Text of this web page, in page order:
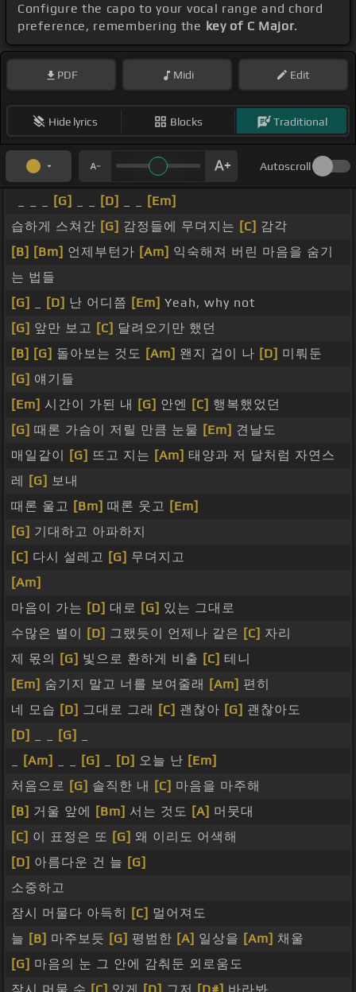
Configure the capo to your vocal range and chord
preference, remembering the key of C Major.
PDF Midi Edit
Hide lyrics Blocks Traditional
Autoscroll
[G] [D]
[Em]
습하게 스쳐간 [G] 감정들에 무뎌지는 [C] 감각
[B] [Bm] 언제부턴가 [Am] 익숙해져 버린 마음을 숨기
는 법들
[G]
[D] 난 어디쯤 [Em] Yeah, why not
[G] 앞만 보고 [C] 달려오기만 했던
[B] [G] 돌아보는 것도 [Am] 왠지 겁이 나 [D] 미뤄둔
[G] 얘기들
[Em] 시간이 가된 내 [G] 안엔 [C] 행복했었던
[G] 때론 가슴이 저릴 만큼 눈물 [Em] 견날도
매일같이
[G] 뜨고 지는 [Am] 태양과 저 달처럼 자연스
레
[G] 보내
때론 울고 [Bm] 때론 웃고 [Em]
[G] 기대하고 아파하지
[C] 다시 설레고 [G] 무뎌지고
[Am]
마음이 가는 [D] 대로 [G] 있는 그대로
수많은 별이
[D] 그랬듯이 언제나 같은 [C] 자리
제 몫의
[G] 빛으로 환하게 비출 [C] 테니
[Em] 숨기지 말고 너를 보여줄래 [Am] 편히
네 모습 [D] 그대로 그래 [C] 괜찮아 [G] 괜찮아도
[D]
[G]
[Am] [G] [D] 오늘 난 [Em]
처음으로 [G] 솔직한 내 [C] 마음을 마주해
[B] 거울 앞에 [Bm] 서는 것도 [A] 머뭇대
[C] 이 표정은 또 [G] 왜 이리도 어색해
[D] 아름다운 건 늘 [G]
소중하고
잠시 머물다 아득히
[C] 멀어져도
늘 [B] 마주보듯 [G] 평범한 [A] 일상을 [Am] 채울
[G] 마음의 눈 그 안에 감춰둔 외로움도